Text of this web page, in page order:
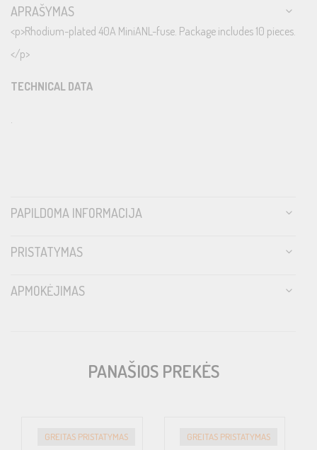
APRAŠYMAS
<p>Rhodium-plated 40A MiniANL-fuse. Package includes 10 pieces.
</p>
TECHNICAL DATA
.
PAPILDOMA INFORMACIJA
PRISTATYMAS
APMOKĖJIMAS
PANAŠIOS PREKĖS
GREITAS PRISTATYMAS GREITAS PRISTATYMAS